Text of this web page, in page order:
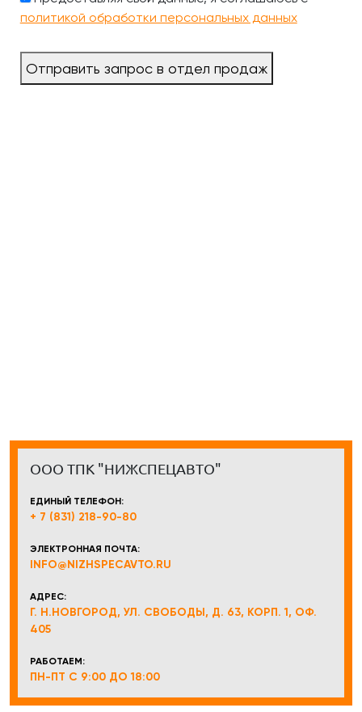
политикой обработки персональных данных
Отправить запрос в отдел продаж
ООО ТПК "НИЖСПЕЦАВТО"
ЕДИНЫЙ ТЕЛЕФОН:
+ 7 (831) 218-90-80
ЭЛЕКТРОННАЯ ПОЧТА:
INFO@NIZHSPECAVTO.RU
АДРЕС:
Г. Н.НОВГОРОД, УЛ. СВОБОДЫ, Д. 63, КОРП. 1, ОФ.
405
РАБОТАЕМ:
ПН-ПТ С 9:00 ДО 18:00